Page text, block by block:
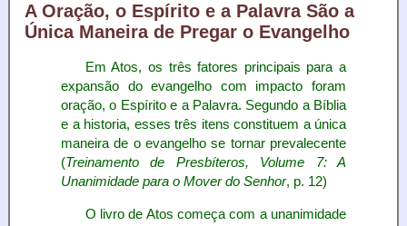
A Oração, o Espírito e a Palavra São a
Única Maneira de Pregar o Evangelho
Em Atos, os três fatores principais para a
expansão do evangelho com impacto foram
oração, o Espírito e a Palavra. Segundo a Bíblia
e a historia, esses três itens constituem a única
maneira de o evangelho se tornar prevalecente
(Treinamento de Presbíteros, Volume 7: A
Unanimidade para o Mover do Senhor, p. 12)
O livro de Atos começa com a unanimidade